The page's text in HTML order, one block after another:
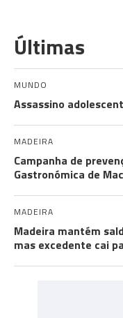
Últimas
MUNDO
Assassino
MADEIRA
Campanha de
Gastronómica de
MADEIRA
Madeira mantém
mas excedente cai